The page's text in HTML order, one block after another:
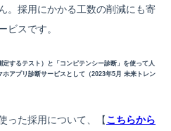
。採用にかかる工数の削減にも寄
ビスです。
するテスト）と「コンピテンシー診断」を使って人
アプリ診断サービスとして（2023年5月 未来トレン
った採用について、【こちらから